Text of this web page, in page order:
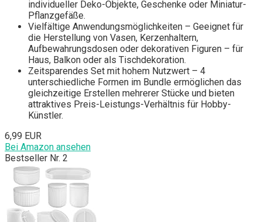
individueller Deko-Objekte, Geschenke oder Miniatur-
Pflanzgefäße.
Vielfältige Anwendungsmöglichkeiten – Geeignet für
die Herstellung von Vasen, Kerzenhaltern,
Aufbewahrungsdosen oder dekorativen Figuren – für
Haus, Balkon oder als Tischdekoration.
Zeitsparendes Set mit hohem Nutzwert – 4
unterschiedliche Formen im Bundle ermöglichen das
gleichzeitige Erstellen mehrerer Stücke und bieten
attraktives Preis-Leistungs-Verhältnis für Hobby-
Künstler.
6,99 EUR
Bei Amazon ansehen
Bestseller Nr. 2